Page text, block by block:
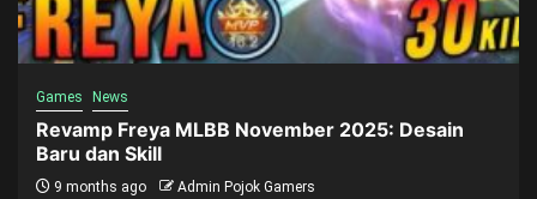
Games News
Revamp Freya MLBB November 2025: Desain
Baru dan Skill
9 months ago Admin Pojok Gamers